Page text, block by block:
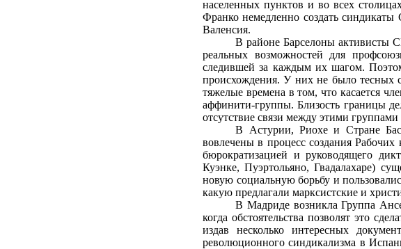
населенных пунктов и во всех
Франко немедленно создать
Валенсия.
В районе Барселоны активисты
реальных возможностей для
следившей за каждым их шагом.
происхождения. У них не было тесных
тяжелые времена в том, что касается
аффинити-группы. Близость границы
отсутствие связи между этими
В Астурии, Риохе и Стране
вовлечены в процесс создания
бюрократизацией и руководящего
Куэнке, Пуэртольяно, Гвадалахаре)
новую социальную борьбу и
какую предлагали марксистские и
В Мадриде возникла Группа
когда обстоятельства позволят это
издав несколько интересных
революционного синдикализма в